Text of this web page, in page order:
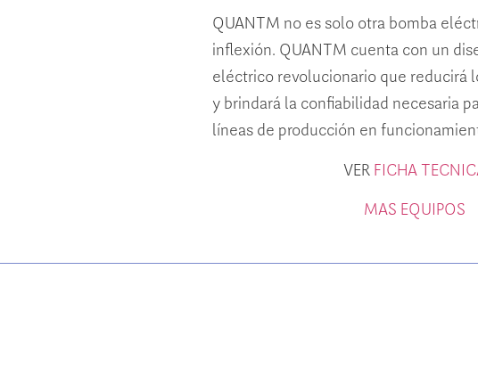
QUANTM no es solo otra bomba
inflexión. QUANTM cuenta con un
eléctrico revolucionario que reducirá
y brindará la confiabilidad necesaria
líneas de producción en
VER FICHA
MAS EQUIPOS